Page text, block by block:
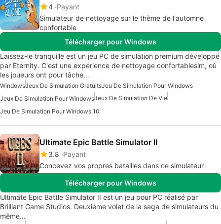
4 Payant
Simulateur de nettoyage sur le thème de l'automne
confortable
Télécharger pour Windows
Laissez-le tranquille est un jeu PC de simulation premium développé
par Eternity. C'est une expérience de nettoyage confortablesim, où
les joueurs ont pour tâche…
WindowsJeux De Simulation GratuitsJeu De Simulation Pour Windows
Jeux De Simulation Pour WindowsJeux De Simulation De Vie
Jeu De Simulation Pour Windows 10
Ultimate Epic Battle Simulator II
3.8 Payant
Concevez vos propres batailles dans ce simulateur
Télécharger pour Windows
Ultimate Epic Battle Simulator II est un jeu pour PC réalisé par
Brilliant Game Studios. Deuxième volet de la saga de simulateurs du
même…